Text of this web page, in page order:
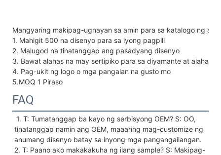
Mangyaring makipag-ugnayan sa amin para sa katalogo ng
1. Mahigit 500 na disenyo para sa iyong pagpili
2. Malugod na tinatanggap ang pasadyang disenyo
3. Bawat alahas na may sertipiko para sa diyamante at alahas
4. Pag-ukit ng logo o mga pangalan na gusto mo
5.MOQ 1 Piraso
FAQ
tinatanggap namin ang OEM, maaaring mag-customize ng
anumang disenyo batay sa inyong mga pangangailangan.
2. T: Paano ako makakakuha ng ilang sample? S: Makipag-